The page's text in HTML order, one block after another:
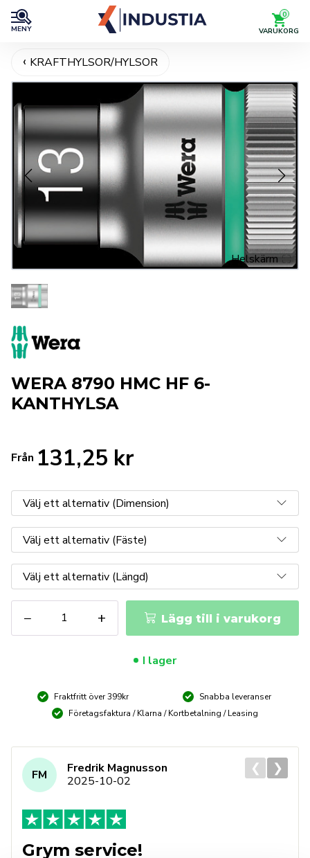
MENY
0
VARUKORG
KRAFTHYLSOR/HYLSOR
Helskärm
WERA 8790 HMC HF 6-
KANTHYLSA
Från 131,25 kr
−
8790
HMC
mängd
+ Lägg till i varukorg
I lager
Fraktfritt över 399kr
Snabba leveranser
Företagsfaktura / Klarna / Kortbetalning / Leasing
FM
Fredrik Magnusson
2025-10-02
Grym service!
❮ ❯